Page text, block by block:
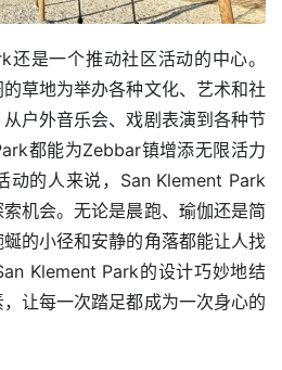
还是一个推动社区活动的中心。
草地为举办各种文化、艺术和社
户外音乐会、戏剧表演到各种节
都能为Zebbar镇增添无限活力
动的人来说，San Klement Park
机会。无论是晨跑、瑜伽还是简
的小径和安静的角落都能让人找
Klement Park的设计巧妙地结
让每一次踏足都成为一次身心的